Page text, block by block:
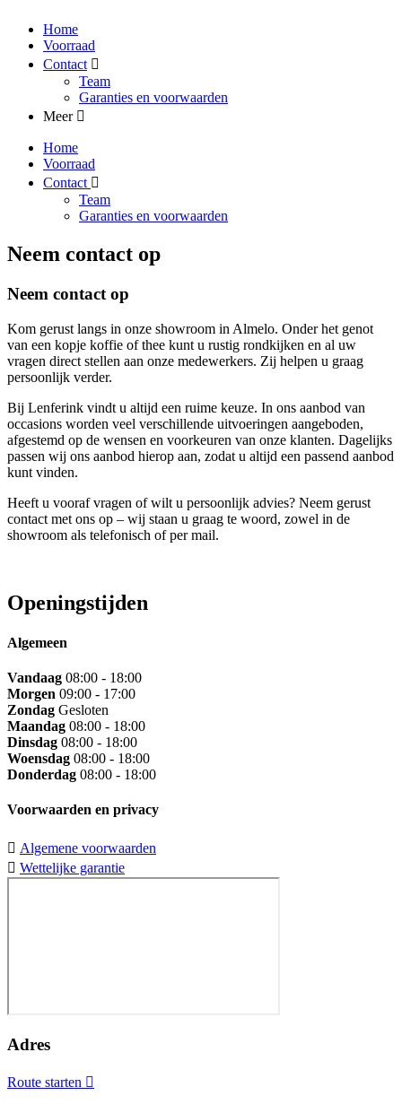
Home
Voorraad
Contact
Team
Garanties en voorwaarden
Meer
Home
Voorraad
Contact
Team
Garanties en voorwaarden
Neem contact op
Neem contact op
Kom gerust langs in onze showroom in Almelo. Onder het genot
van een kopje koffie of thee kunt u rustig rondkijken en al uw
vragen direct stellen aan onze medewerkers. Zij helpen u graag
persoonlijk verder.
Bij Lenferink vindt u altijd een ruime keuze. In ons aanbod van
occasions worden veel verschillende uitvoeringen aangeboden,
afgestemd op de wensen en voorkeuren van onze klanten. Dagelijks
passen wij ons aanbod hierop aan, zodat u altijd een passend aanbod
kunt vinden.
Heeft u vooraf vragen of wilt u persoonlijk advies? Neem gerust
contact met ons op – wij staan u graag te woord, zowel in de
showroom als telefonisch of per mail.
Openingstijden
Algemeen
Vandaag 08:00 - 18:00
Morgen 09:00 - 17:00
Zondag Gesloten
Maandag 08:00 - 18:00
Dinsdag 08:00 - 18:00
Woensdag 08:00 - 18:00
Donderdag 08:00 - 18:00
Voorwaarden en privacy
Algemene voorwaarden
Wettelijke garantie
Adres
Route starten